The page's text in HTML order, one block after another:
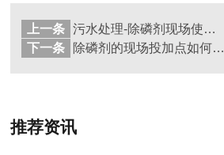
上一条
污水处理-除磷剂现场使用方法
下一条
除磷剂的现场投加点如何确定-希洁告诉你
推荐资讯